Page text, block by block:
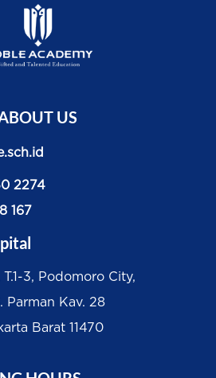
US
2274
167
3, Podomoro City,
Parman Kav. 28
Barat 11470